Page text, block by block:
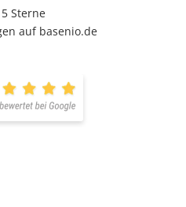
Sterne
auf basenio.de
öffnet in neuem Fenster